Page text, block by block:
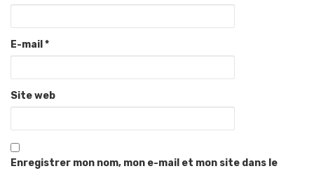
E-mail*
Site web
Enregistrer mon nom, mon e-mail et mon site dans le